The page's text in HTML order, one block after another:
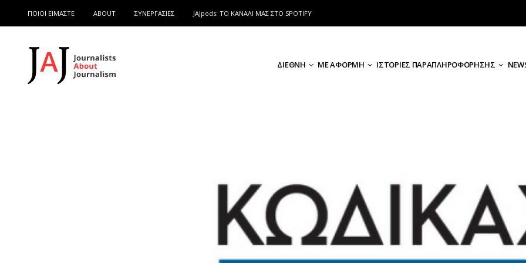
ΠΟΙΟΙ ΕΙΜΑΣΤΕ ABOUT ΣΥΝΕΡΓΑΣΙΕΣ JAJpods: TO ΚΑΝΑΛΙ ΜΑΣ ΣΤΟ SPOTIFY
ΔΙΕΘΝΗ ΜΕ ΑΦΟΡΜΗ ΙΣΤΟΡΙΕΣ ΠΑΡΑΠΛΗΡΟΦΟΡΗΣΗΣ